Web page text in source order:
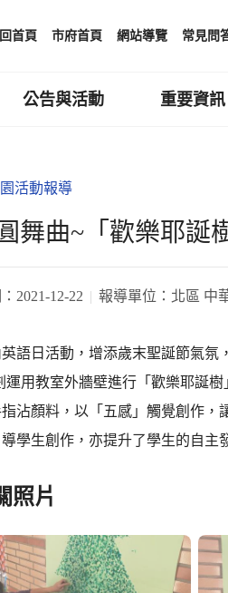
回首頁 市府首頁 網站導覽 常見問
公告與活動 重要資訊
活動報導
舞曲~「歡樂耶誕
2021-12-22 報導單位： 北區 中
語日活動，增添歲末聖誕節氣氛
運用教室外牆壁進行「歡樂耶誕
沾顏料，以「五感」觸覺創作，
學生創作，亦提升了學生的自主
照片